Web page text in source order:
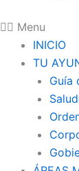
Menu
INICIO
TU
Guía